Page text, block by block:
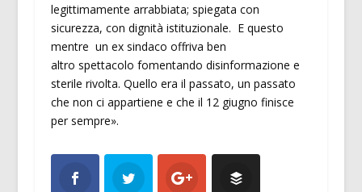
legittimamente arrabbiata; spiegata con
sicurezza, con dignità istituzionale. E questo
mentre un ex sindaco offriva ben
altro spettacolo fomentando disinformazione e
sterile rivolta. Quello era il passato, un passato
che non ci appartiene e che il 12 giugno finisce
per sempre».